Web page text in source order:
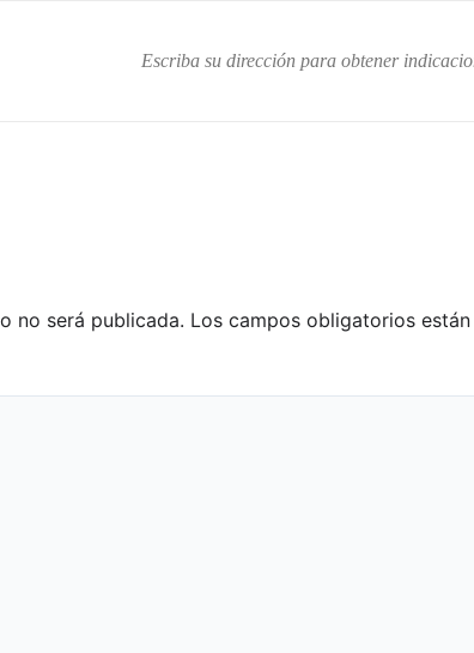
no será publicada. Los campos obligatorios